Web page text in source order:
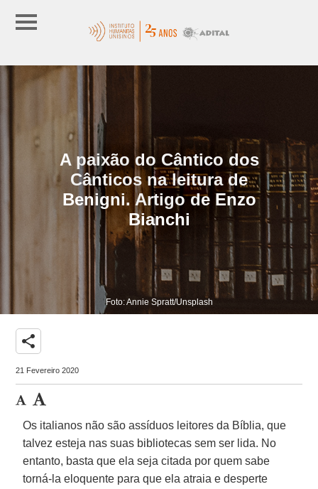
A paixão do Cântico dos
Cânticos na leitura de
Benigni. Artigo de Enzo
Bianchi
Foto: Annie Spratt/Unsplash
share
21 Fevereiro 2020
Os italianos não são assíduos leitores da Bíblia, que
talvez esteja nas suas bibliotecas sem ser lida. No
entanto, basta que ela seja citada por quem sabe
torná-la eloquente para que ela atraia e desperte